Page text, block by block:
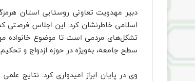
دبیر مهدویت تعاونی روستایی استان
اسلامی خاطرنشان کرد: این اجلاس فرصتی
تشکل‌های مردمی است تا موضوع خانواده
سطح جامعه، به‌ویژه در حوزه ازدواج و تحکیم
وی در پایان ابراز امیدواری کرد: نتایج